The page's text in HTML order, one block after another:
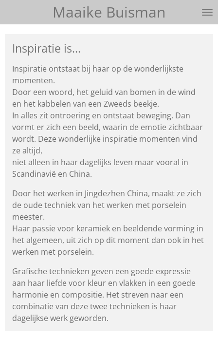
de
hoofdinhoud
Maaike Buisman
Inspiratie is...
Inspiratie ontstaat bij haar op de wonderlijkste
momenten.
Door een woord, het geluid van bomen in de wind
en het kabbelen van een Zweeds beekje.
In alles zit ontroering en ontstaat beweging. Dan
vormt er zich een beeld, waarin de emotie zichtbaar
wordt. Deze wonderlijke inspiratie momenten vind
ze altijd,
niet alleen in haar dagelijks leven maar vooral in
Scandinavië en China.
Door het werken in Jingdezhen China, maakt ze zich
de oude techniek van het werken met porselein
meester.
Haar passie voor keramiek en beeldende vorming in
het algemeen, uit zich op dit moment dan ook in het
werken met porselein.
Grafische technieken geven een goede expressie
aan haar liefde voor kleur en vlakken in een goede
harmonie en compositie. Het streven naar een
combinatie van deze twee technieken is haar
dagelijkse werk geworden.